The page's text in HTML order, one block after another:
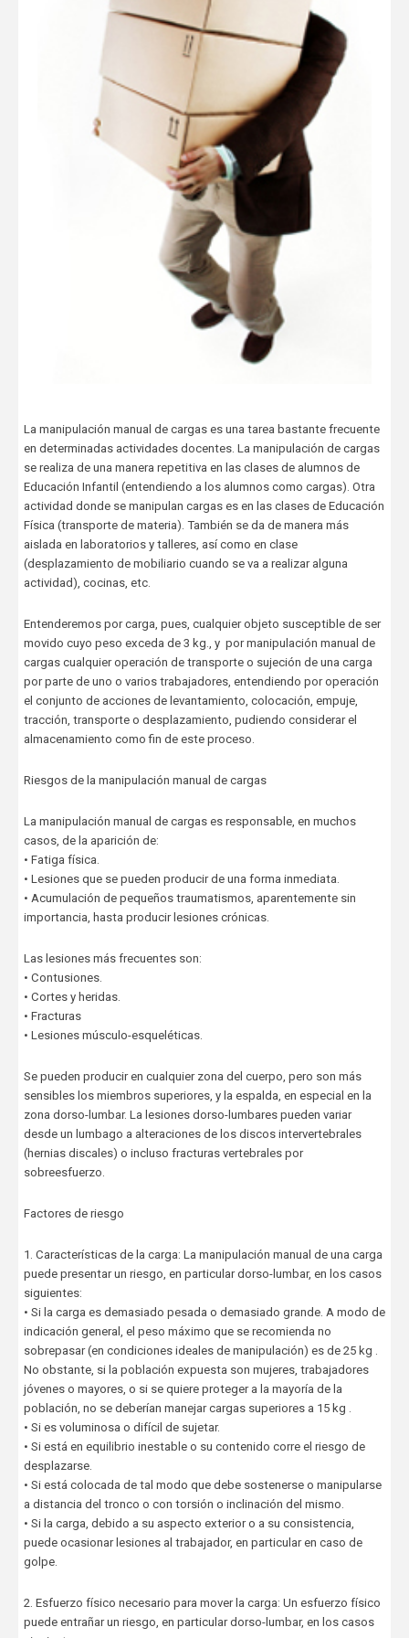
La manipulación manual de cargas es una tarea bastante frecuente
en determinadas actividades docentes. La manipulación de cargas
se realiza de una manera repetitiva en las clases de alumnos de
Educación Infantil (entendiendo a los alumnos como cargas). Otra
actividad donde se manipulan cargas es en las clases de Educación
Física (transporte de materia). También se da de manera más
aislada en laboratorios y talleres, así como en clase
(desplazamiento de mobiliario cuando se va a realizar alguna
actividad), cocinas, etc.
Entenderemos por carga, pues, cualquier objeto susceptible de ser
movido cuyo peso exceda de 3 kg., y por manipulación manual de
cargas cualquier operación de transporte o sujeción de una carga
por parte de uno o varios trabajadores, entendiendo por operación
el conjunto de acciones de levantamiento, colocación, empuje,
tracción, transporte o desplazamiento, pudiendo considerar el
almacenamiento como fin de este proceso.
Riesgos de la manipulación manual de cargas
La manipulación manual de cargas es responsable, en muchos
casos, de la aparición de:
• Fatiga física.
• Lesiones que se pueden producir de una forma inmediata.
• Acumulación de pequeños traumatismos, aparentemente sin
importancia, hasta producir lesiones crónicas.
Las lesiones más frecuentes son:
• Contusiones.
• Cortes y heridas.
• Fracturas
• Lesiones músculo-esqueléticas.
Se pueden producir en cualquier zona del cuerpo, pero son más
sensibles los miembros superiores, y la espalda, en especial en la
zona dorso-lumbar. La lesiones dorso-lumbares pueden variar
desde un lumbago a alteraciones de los discos intervertebrales
(hernias discales) o incluso fracturas vertebrales por
sobreesfuerzo.
Factores de riesgo
1. Características de la carga: La manipulación manual de una carga
puede presentar un riesgo, en particular dorso-lumbar, en los casos
siguientes:
• Si la carga es demasiado pesada o demasiado grande. A modo de
indicación general, el peso máximo que se recomienda no
sobrepasar (en condiciones ideales de manipulación) es de 25 kg .
No obstante, si la población expuesta son mujeres, trabajadores
jóvenes o mayores, o si se quiere proteger a la mayoría de la
población, no se deberían manejar cargas superiores a 15 kg .
• Si es voluminosa o difícil de sujetar.
• Si está en equilibrio inestable o su contenido corre el riesgo de
desplazarse.
• Si está colocada de tal modo que debe sostenerse o manipularse
a distancia del tronco o con torsión o inclinación del mismo.
• Si la carga, debido a su aspecto exterior o a su consistencia,
puede ocasionar lesiones al trabajador, en particular en caso de
golpe.
2. Esfuerzo físico necesario para mover la carga: Un esfuerzo físico
puede entrañar un riesgo, en particular dorso-lumbar, en los casos